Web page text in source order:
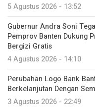
5 Agustus 2026 - 13:52
Gubernur Andra Soni
Pemprov Banten Dukung
Bergizi Gratis
4 Agustus 2026 - 14:10
Perubahan Logo Bank
Berkelanjutan Dengan
3 Agustus 2026 - 22:49